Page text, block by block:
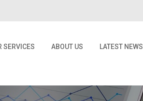
SERVICES ABOUT US LATEST NEWS